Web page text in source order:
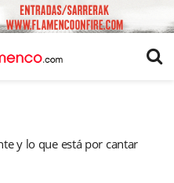
y lo que está por cantar